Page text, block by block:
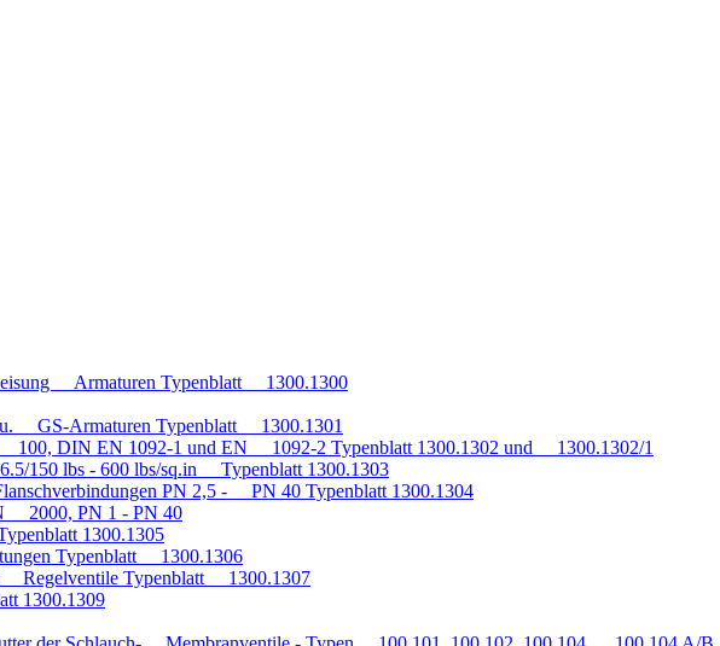
Armaturen Typenblatt 1300.1300
GS-Armaturen Typenblatt 1300.1301
100, DIN EN 1092-1 und EN 1092-2 Typenblatt 1300.1302 und 1300.1302/1
150 lbs - 600 lbs/sq.in Typenblatt 1300.1303
PN 2,5 - PN 40 Typenblatt 1300.1304
2000, PN 1 - PN 40
1300.1305
Typenblatt 1300.1306
Regelventile Typenblatt 1300.1307
1300.1309